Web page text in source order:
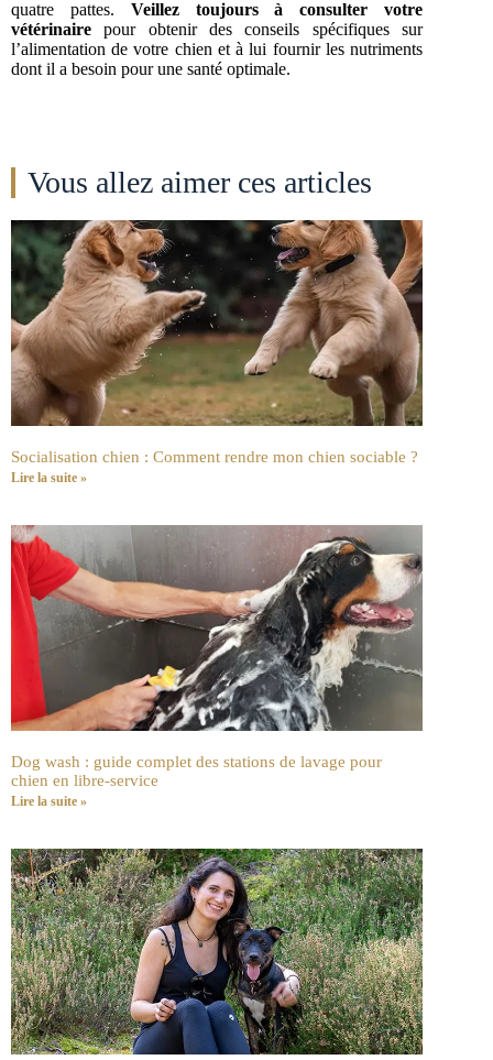
quatre pattes. Veillez toujours à consulter votre
vétérinaire pour obtenir des conseils spécifiques sur
l’alimentation de votre chien et à lui fournir les nutriments
dont il a besoin pour une santé optimale.
Vous allez aimer ces articles
Socialisation chien : Comment rendre mon chien sociable ?
Lire la suite »
Dog wash : guide complet des stations de lavage pour
chien en libre-service
Lire la suite »